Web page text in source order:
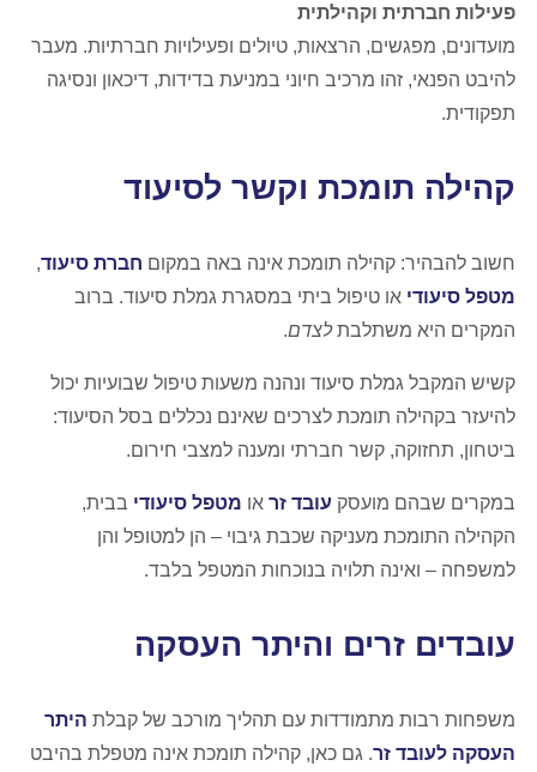
פעילות חברתית וקהילתית
מועדונים, מפגשים, הרצאות, טיולים ופעילויות חברתיות. מעבר
להיבט הפנאי, זהו מרכיב חיוני במניעת בדידות, דיכאון ונסיגה
תפקודית.
קהילה תומכת וקשר לסיעוד
חשוב להבהיר: קהילה תומכת אינה באה במקום חברת סיעוד,
מטפל סיעודי או טיפול ביתי במסגרת גמלת סיעוד. ברוב
המקרים היא משתלבתלצדם.
קשיש המקבל גמלת סיעוד ונהנה משעות טיפול שבועיות יכול
להיעזר בקהילה תומכת לצרכים שאינם נכללים בסל הסיעוד:
ביטחון, תחזוקה, קשר חברתי ומענה למצבי חירום.
במקרים שבהם מועסק עובד זר או מטפל סיעודי בבית,
הקהילה התומכת מעניקה שכבת גיבוי – הן למטופל והן
למשפחה – ואינה תלויה בנוכחות המטפל בלבד.
עובדים זרים והיתר העסקה
משפחות רבות מתמודדות עם תהליך מורכב של קבלת היתר
העסקה לעובד זר. גם כאן, קהילה תומכת אינה מטפלת בהיבט